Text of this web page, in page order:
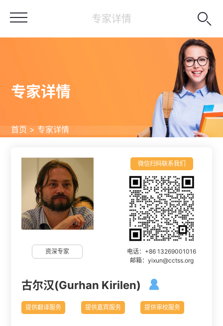
专家详情 
专家详情
首页 > 专家详情
资深专家
古尔汉(Gurhan Kirilen) 
提供翻译服务 提供嘉宾服务 提供审校服务
微信扫码联系我们
电话：+86 13269001016
邮箱：yixun@cctss.org